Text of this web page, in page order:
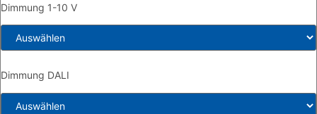
Dimmung 1-10 V
Dimmung DALI